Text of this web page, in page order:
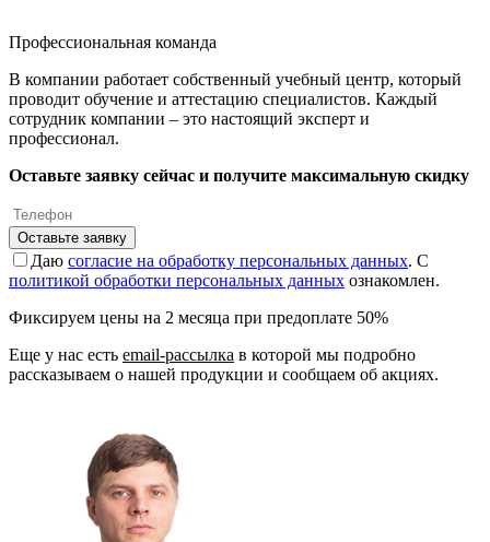
Профессиональная команда
В компании работает собственный учебный центр, который
проводит обучение и аттестацию специалистов. Каждый
сотрудник компании – это настоящий эксперт и
профессионал.
Оставьте заявку сейчас и получите максимальную скидку
Оставьте заявку
Даю согласие на обработку персональных данных. С
политикой обработки персональных данных ознакомлен.
Фиксируем цены на 2 месяца при предоплате 50%
Еще у нас есть email-рассылка в которой мы подробно
рассказываем о нашей продукции и сообщаем об акциях.